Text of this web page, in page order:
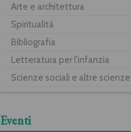
Arte e architettura
Spiritualità
Bibliografia
Letteratura per l'infanzia
Scienze sociali e altre scienze
Eventi